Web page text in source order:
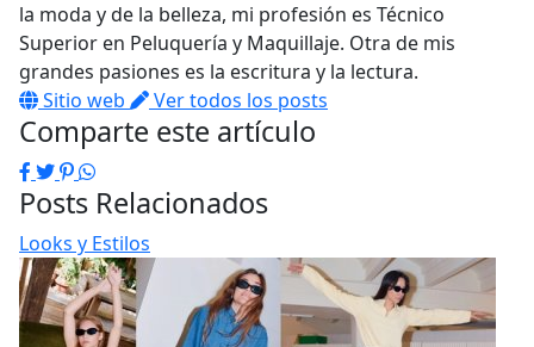
la moda y de la belleza, mi profesión es Técnico
Superior en Peluquería y Maquillaje. Otra de mis
grandes pasiones es la escritura y la lectura.
Sitio web
Ver todos los posts
Comparte este artículo
Facebook
Twitter
Pinterest
WhatsApp
Posts Relacionados
Looks y Estilos